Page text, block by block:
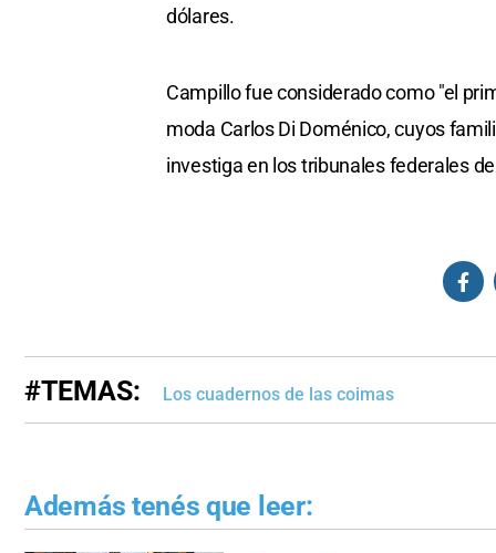
dólares.
Campillo fue considerado como "el
moda Carlos Di Doménico, cuyos
investiga en los tribunales federales
#TEMAS: Los cuadernos de las coimas
Además tenés que leer: